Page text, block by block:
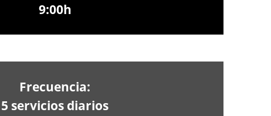
9:00h
Frecuencia:
5 servicios diarios